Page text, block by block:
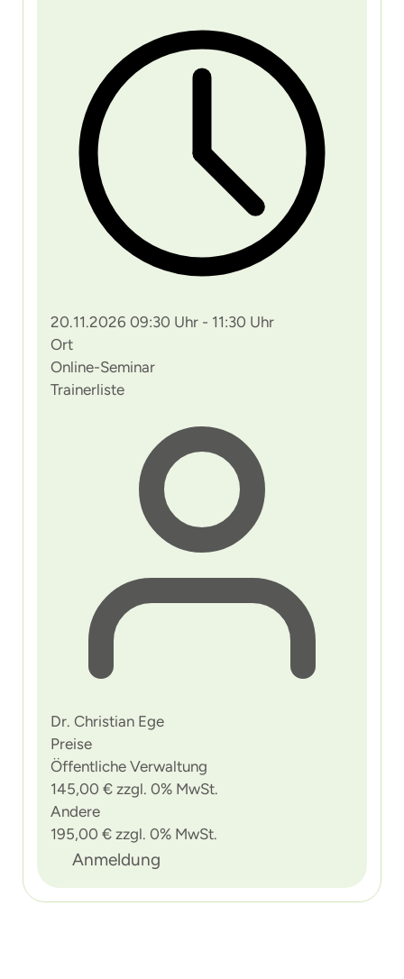
20.11.2026 09:30 Uhr - 11:30 Uhr
Ort
Online-Seminar
Trainerliste
Dr. Christian Ege
Preise
Öffentliche Verwaltung
145,00 € zzgl. 0% MwSt.
Andere
195,00 € zzgl. 0% MwSt.
Anmeldung